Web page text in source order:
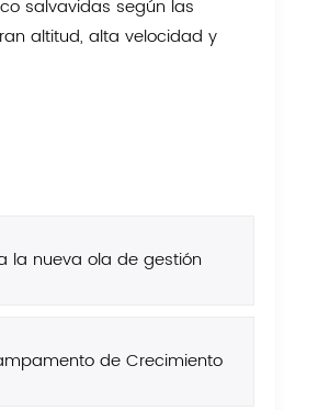
salvavidas según las
altitud, alta velocidad y
la nueva ola de gestión
de Crecimiento